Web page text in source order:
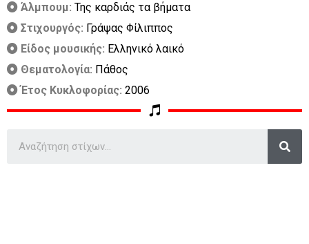
Άλμπουμ: Της καρδιάς τα βήματα
Στιχουργός: Γράψας Φίλιππος
Είδος μουσικής: Ελληνικό λαικό
Θεματολογία: Πάθος
Έτος Κυκλοφορίας: 2006